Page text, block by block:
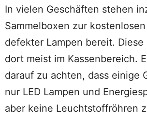
In vielen Geschäften stehen
Sammelboxen zur
defekter Lampen bereit.
dort meist im Kassenbereich.
darauf zu achten, dass einige
nur LED Lampen und
aber keine Leuchtstoffröhren